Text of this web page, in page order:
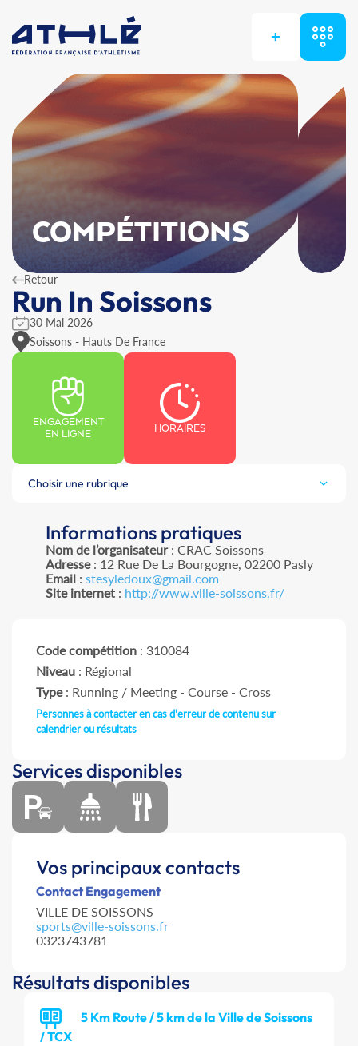
+
COMPÉTITIONS
Retour
Run In Soissons
30 Mai 2026
Soissons - Hauts De France
ENGAGEMENT
EN LIGNE
HORAIRES
Choisir une rubrique
Informations pratiques
Nom de l’organisateur: CRAC Soissons
Adresse: 12 Rue De La Bourgogne, 02200 Pasly
Email: stesyledoux@gmail.com
Site internet: http://www.ville-soissons.fr/
Code compétition : 310084
Niveau : Régional
Type: Running / Meeting - Course - Cross
Personnes à contacter en cas d'erreur de contenu sur
calendrier ou résultats
Services disponibles
Vos principaux contacts
Contact Engagement
VILLE DE SOISSONS
sports@ville-soissons.fr
0323743781
Résultats disponibles
5 Km Route / 5 km de la Ville de Soissons
/ TCX